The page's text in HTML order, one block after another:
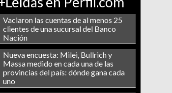
Vaciaron las cuentas de al menos 25
clientes de una sucursal del Banco
Nación
Nueva encuesta: Milei, Bullrich y
Massa medido en cada una de las
provincias del país: dónde gana cada
uno